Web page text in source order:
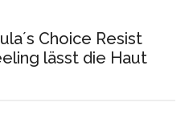
Choice Resist
lässt die Haut